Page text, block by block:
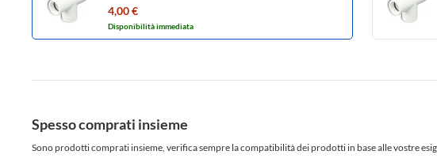
4,00 €
Disponibilità immediata
Spesso comprati insieme
Sono prodotti comprati insieme, verifica sempre la compatibilità dei prodotti in base alle vostre